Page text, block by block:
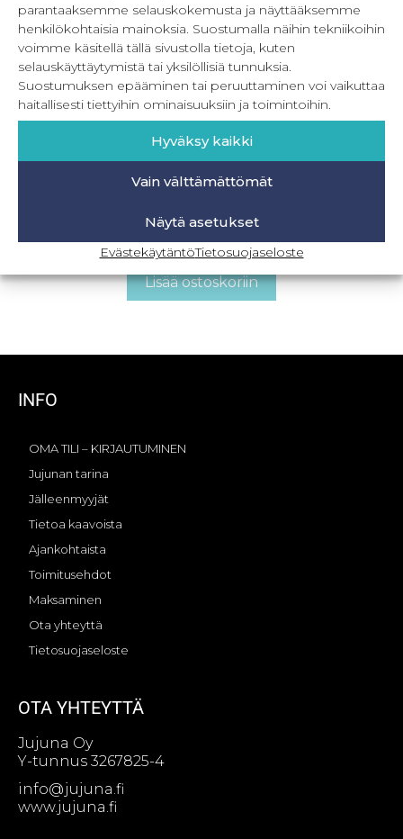
parantaaksemme selauskokemusta ja näyttääksemme
henkilökohtaisia mainoksia. Suostumalla näihin tekniikoihin
voimme käsitellä tällä sivustolla tietoja, kuten
selauskäyttäytymistä tai yksilöllisiä tunnuksia.
Suostumuksen epääminen tai peruuttaminen voi vaikuttaa
haitallisesti tiettyihin ominaisuuksiin ja toimintoihin.
Hyväksy kaikki
Vain välttämättömät
Näytä asetukset
EvästekäytäntöTietosuojaseloste
PDF Lady Rose naisten korkeavyötäröiset
alushousut
5,90€ Sis. ALV
Lisää ostoskoriin
INFO
OMA TILI – KIRJAUTUMINEN
Jujunan tarina
Jälleenmyyjät
Tietoa kaavoista
Ajankohtaista
Toimitusehdot
Maksaminen
Ota yhteyttä
Tietosuojaseloste
OTA YHTEYTTÄ
Jujuna Oy
Y-tunnus 3267825-4
info@jujuna.fi
www.jujuna.fi